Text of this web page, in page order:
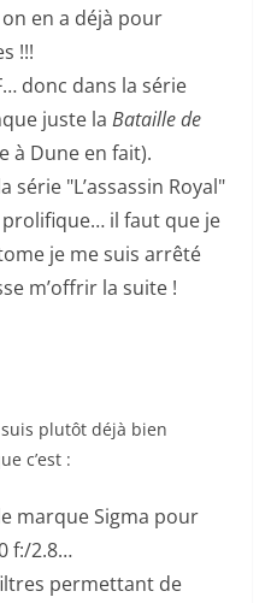
en a déjà pour
!!!
donc dans la série
juste la Bataille de
à Dune en fait).
série "L’assassin Royal"
prolifique… il faut que je
je me suis arrêté
m’offrir la suite !
suis plutôt déjà bien
c’est :
marque Sigma pour
f:/2.8…
permettant de